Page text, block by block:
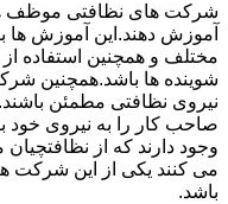
شرکت های نظافتی موظف
آموزش دهند.این آموزش
مختلف و همچنین استفاده از
شوینده ها باشد.همچنین
نیروی نظافتی مطمئن
صاحب کار را به نیروی خود
وجود دارند که از
می کنند یکی از این شرکت
باشد.